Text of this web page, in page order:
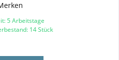
5 Arbeitstage
14 Stück